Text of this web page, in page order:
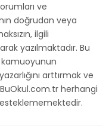
ve
doğrudan veya
ilgili
yazılmaktadır. Bu
arttırmak ve
herhangi